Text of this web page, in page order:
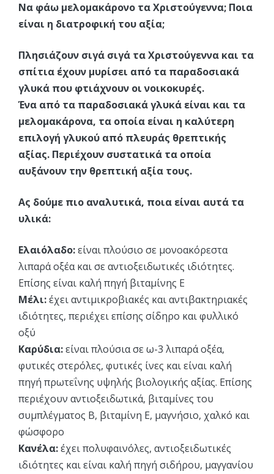
Να φάω μελομακάρονο τα Χριστούγεννα; Ποια
είναι η διατροφική του αξία;
Πλησιάζουν σιγά σιγά τα Χριστούγεννα και τα
σπίτια έχουν μυρίσει από τα παραδοσιακά
γλυκά που φτιάχνουν οι νοικοκυρές.
Ένα από τα παραδοσιακά γλυκά είναι και τα
μελομακάρονα, τα οποία είναι η καλύτερη
επιλογή γλυκού από πλευράς θρεπτικής
αξίας. Περιέχουν συστατικά τα οποία
αυξάνουν την θρεπτική αξία τους.
Ας δούμε πιο αναλυτικά, ποια είναι αυτά τα
υλικά:
Ελαιόλαδο:είναι πλούσιο σε μονοακόρεστα
λιπαρά οξέα και σε αντιοξειδωτικές ιδιότητες.
Επίσης είναι καλή πηγή βιταμίνης Ε
Μέλι:έχει αντιμικροβιακές και αντιβακτηριακές
ιδιότητες, περιέχει επίσης σίδηρο και φυλλικό
οξύ
Καρύδια:είναι πλούσια σε ω-3 λιπαρά οξέα,
φυτικές στερόλες, φυτικές ίνες και είναι καλή
πηγή πρωτεΐνης υψηλής βιολογικής αξίας. Επίσης
περιέχουν αντιοξειδωτικά, βιταμίνες του
συμπλέγματος Β, βιταμίνη Ε, μαγνήσιο, χαλκό και
φώσφορο
Κανέλα:έχει πολυφαινόλες, αντιοξειδωτικές
ιδιότητες και είναι καλή πηγή σιδήρου, μαγγανίου